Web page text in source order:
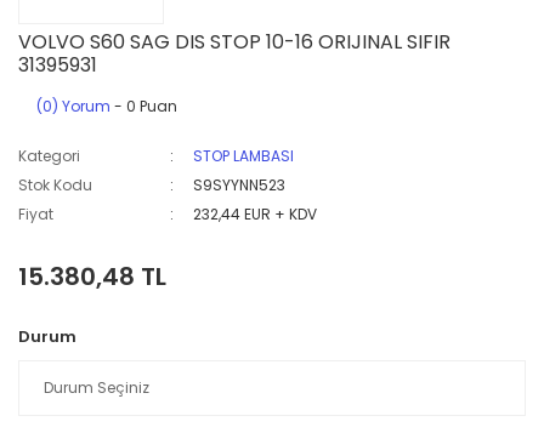
VOLVO S60 SAG DIS STOP 10-16 ORIJINAL SIFIR
31395931
(0) Yorum - 0 Puan
Kategori
STOP LAMBASI
Stok Kodu
S9SYYNN523
Fiyat
232,44 EUR + KDV
15.380,48 TL
Durum